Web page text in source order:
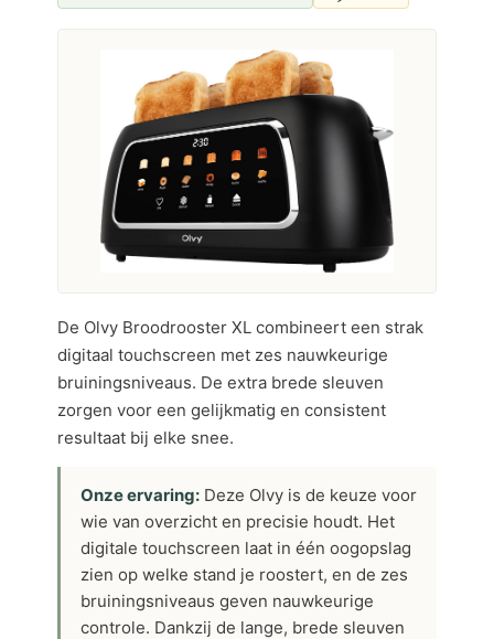
De Olvy Broodrooster XL combineert een strak
digitaal touchscreen met zes nauwkeurige
bruiningsniveaus. De extra brede sleuven
zorgen voor een gelijkmatig en consistent
resultaat bij elke snee.
Onze ervaring: Deze Olvy is de keuze voor
wie van overzicht en precisie houdt. Het
digitale touchscreen laat in één oogopslag
zien op welke stand je roostert, en de zes
bruiningsniveaus geven nauwkeurige
controle. Dankzij de lange, brede sleuven